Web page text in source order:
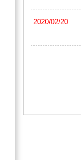
2020/02/20